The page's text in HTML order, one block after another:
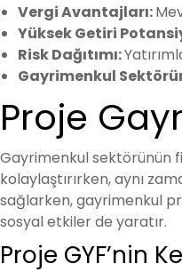
Vergi Avantajları:
Yüksek Getiri
Risk Dağıtımı:
Gayrimenkul
Proje
Gayrimenkul sektörünün
kolaylaştırırken, aynı
sağlarken, gayrimenkul
sosyal etkiler de yaratır.
Proje GYF’nin